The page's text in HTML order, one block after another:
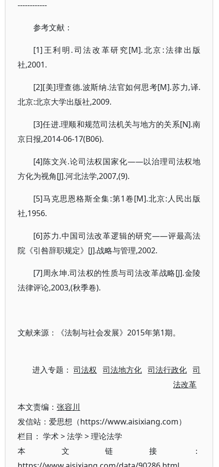
------------
参考文献：
[1]王利明.司法改革研究[M].北京:法律出版
社,2001.
[2][美]理查德.波斯纳.法官如何思考[M].苏力,译.
北京:北京大学出版社,2009.
[3]任进.理顺和规范司法机关与地方的关系[N].南
京日报,2014-06-17(B06).
[4]陈文兴.论司法权国家化——以治理司法权地
方化为视角[J].河北法学,2007,(9).
[5]马克思恩格斯全集:第1卷[M].北京:人民出版
社,1956.
[6]苏力.中国司法改革逻辑的研究——评最高法
院《引咎辞职规定》[J].战略与管理,2002.
[7]周永坤.司法权的性质与司法改革战略[J].金陵
法律评论,2003,(秋季卷).
文献来源：《法制与社会发展》2015年第1期。
进入专题：司法权 司法地方化 司法行政化 司
法改革
本文责编： 张容川
发信站：爱思想（https://www.aisixiang.com）
栏目： 学术>法学 >理论法学
本文链接：